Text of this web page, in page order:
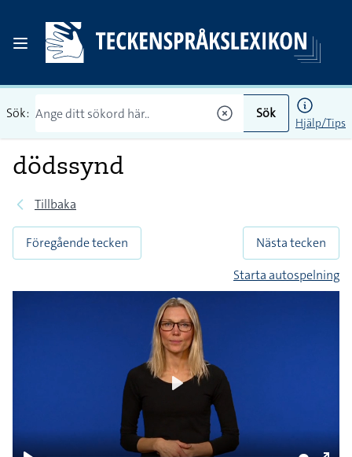
Sök: Sök
Hjälp/Tips
dödssynd
Tillbaka
Föregående tecken
Nästa tecken
Starta autospelning